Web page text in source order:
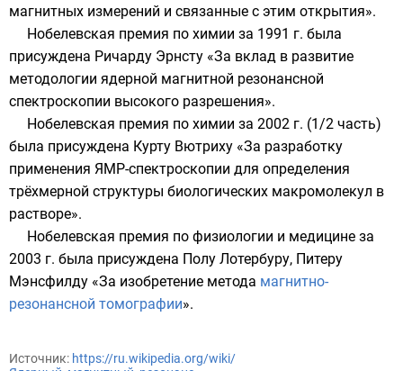
магнитных измерений и связанные с этим открытия».
Нобелевская премия по химии за 1991 г. была
присуждена Ричарду Эрнсту «За вклад в развитие
методологии ядерной магнитной резонансной
спектроскопии высокого разрешения».
Нобелевская премия по химии за 2002 г. (1/2 часть)
была присуждена Курту Вютриху «За разработку
применения ЯМР-спектроскопии для определения
трёхмерной структуры биологических макромолекул в
растворе».
Нобелевская премия по физиологии и медицине за
2003 г. была присуждена Полу Лотербуру, Питеру
Мэнсфилду «За изобретение метода магнитно-
резонансной томографии».
Источник: https://ru.wikipedia.org/wiki/